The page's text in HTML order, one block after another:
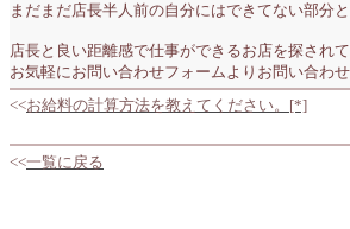
まだまだ店長半人前の自分にはできてない部分
店長と良い距離感で仕事ができるお店を探されて
お気軽にお問い合わせフォームよりお問い合わ
<<お給料の計算方法を教えてください。[*]
<<一覧に戻る